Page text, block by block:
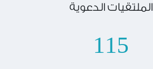
الملتقيات الدعوية
115